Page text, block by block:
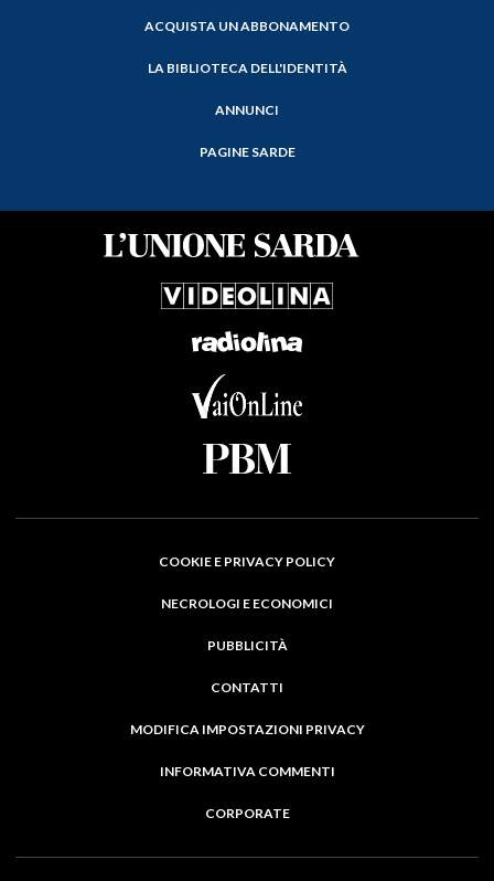
ACQUISTA UN ABBONAMENTO
LA BIBLIOTECA DELL'IDENTITÀ
ANNUNCI
PAGINE SARDE
COOKIE E PRIVACY POLICY
NECROLOGI E ECONOMICI
PUBBLICITÀ
CONTATTI
MODIFICA IMPOSTAZIONI PRIVACY
INFORMATIVA COMMENTI
CORPORATE